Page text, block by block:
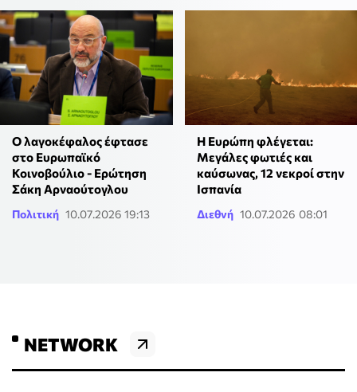
Ο λαγοκέφαλος έφτασε
στο Ευρωπαϊκό
Κοινοβούλιο - Ερώτηση
Σάκη Αρναούτογλου
Πολιτική 10.07.2026 19:13
Η Ευρώπη φλέγεται:
Μεγάλες φωτιές και
καύσωνας, 12 νεκροί στην
Ισπανία
Διεθνή 10.07.2026 08:01
NETWORK